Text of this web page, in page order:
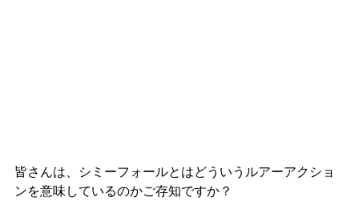
皆さんは、シミーフォールとはどういうルアーアクショ
ンを意味しているのかご存知ですか？